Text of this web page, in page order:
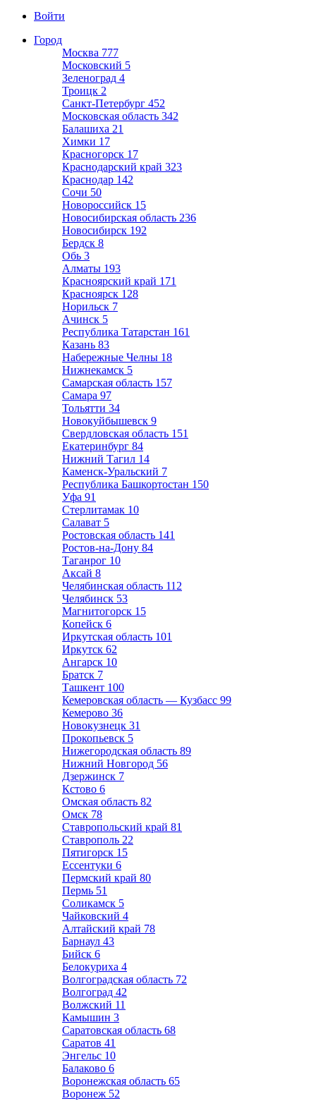
Войти
Город
Москва 777
Московский 5
Зеленоград 4
Троицк 2
Санкт-Петербург 452
Московская область 342
Балашиха 21
Химки 17
Красногорск 17
Краснодарский край 323
Краснодар 142
Сочи 50
Новороссийск 15
Новосибирская область 236
Новосибирск 192
Бердск 8
Обь 3
Алматы 193
Красноярский край 171
Красноярск 128
Норильск 7
Ачинск 5
Республика Татарстан 161
Казань 83
Набережные Челны 18
Нижнекамск 5
Самарская область 157
Самара 97
Тольятти 34
Новокуйбышевск 9
Свердловская область 151
Екатеринбург 84
Нижний Тагил 14
Каменск-Уральский 7
Республика Башкортостан 150
Уфа 91
Стерлитамак 10
Салават 5
Ростовская область 141
Ростов-на-Дону 84
Таганрог 10
Аксай 8
Челябинская область 112
Челябинск 53
Магнитогорск 15
Копейск 6
Иркутская область 101
Иркутск 62
Ангарск 10
Братск 7
Ташкент 100
Кемеровская область — Кузбасс 99
Кемерово 36
Новокузнецк 31
Прокопьевск 5
Нижегородская область 89
Нижний Новгород 56
Дзержинск 7
Кстово 6
Омская область 82
Омск 78
Ставропольский край 81
Ставрополь 22
Пятигорск 15
Ессентуки 6
Пермский край 80
Пермь 51
Соликамск 5
Чайковский 4
Алтайский край 78
Барнаул 43
Бийск 6
Белокуриха 4
Волгоградская область 72
Волгоград 42
Волжский 11
Камышин 3
Саратовская область 68
Саратов 41
Энгельс 10
Балаково 6
Воронежская область 65
Воронеж 52